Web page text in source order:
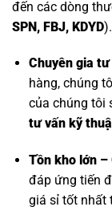
đến các dòng
SPN, FBJ, KDYD).
Chuyên gia
hàng, chúng
của chúng tôi
tư vấn kỹ
Tồn kho lớn –
đáp ứng tiến
giá sỉ tốt nhất